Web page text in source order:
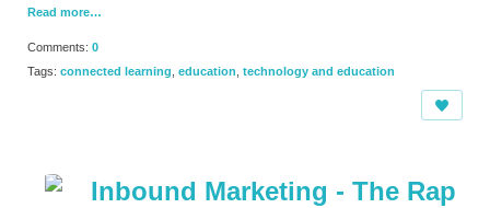
Read more…
Comments: 0
Tags: connected learning education technology and education
Inbound Marketing - The Rap